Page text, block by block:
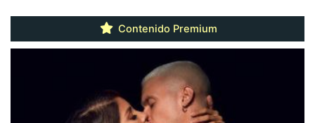
Contenido Premium